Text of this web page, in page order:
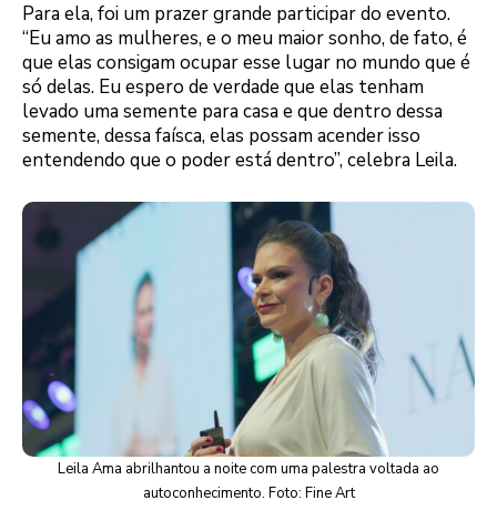
Para ela, foi um prazer grande participar do evento.
“Eu amo as mulheres, e o meu maior sonho, de fato, é
que elas consigam ocupar esse lugar no mundo que é
só delas. Eu espero de verdade que elas tenham
levado uma semente para casa e que dentro dessa
semente, dessa faísca, elas possam acender isso
entendendo que o poder está dentro”, celebra Leila.
Leila Ama abrilhantou a noite com uma palestra voltada ao
autoconhecimento. Foto: Fine Art